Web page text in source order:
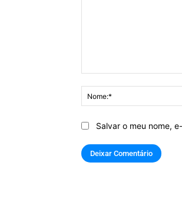
Salvar o meu nome,